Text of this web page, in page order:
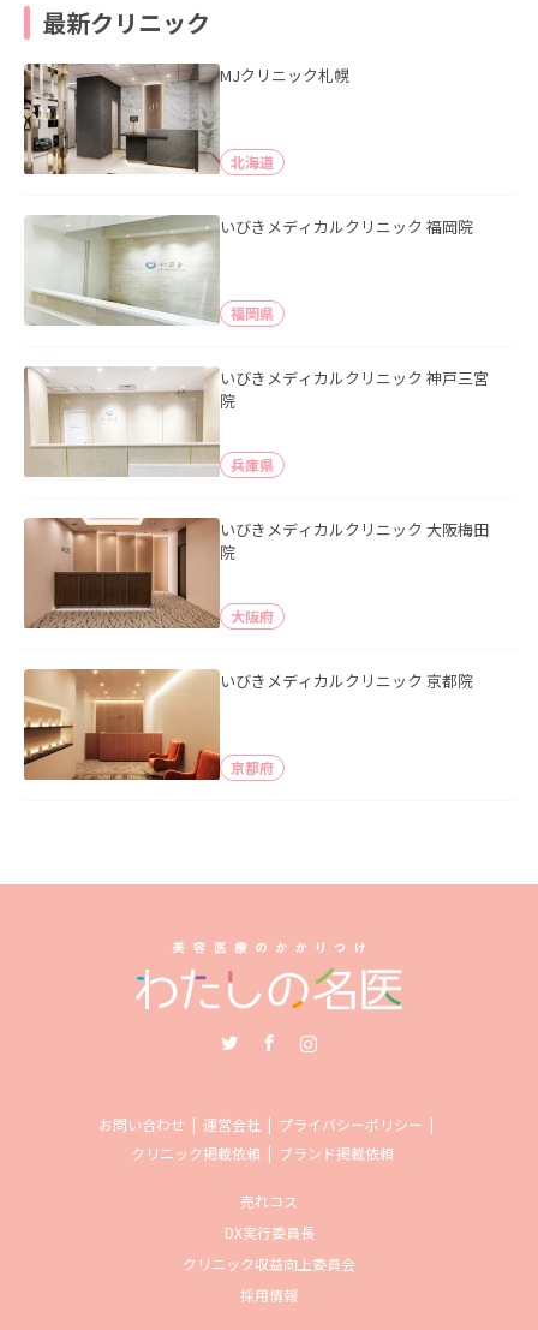
最新クリニック
MJクリニック札幌
北海道
いびきメディカルクリニック 福岡院
福岡県
いびきメディカルクリニック 神戸三宮
院
兵庫県
いびきメディカルクリニック 大阪梅田
院
大阪府
いびきメディカルクリニック 京都院
京都府
お問い合わせ 運営会社
プライバシーポリシー
クリニック掲載依頼
ブランド掲載依頼
売れコス
DX実行委員長
クリニック収益向上委員会
採用情報